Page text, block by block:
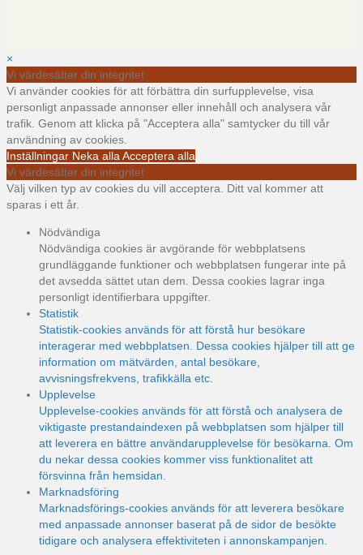
×
Vi värdesätter din integritet
Vi använder cookies för att förbättra din surfupplevelse, visa
personligt anpassade annonser eller innehåll och analysera vår
trafik. Genom att klicka på "Acceptera alla" samtycker du till vår
användning av cookies.
Inställningar Neka alla Acceptera alla
Vi värdesätter din integritet
Välj vilken typ av cookies du vill acceptera. Ditt val kommer att
sparas i ett år.
Nödvändiga
Nödvändiga cookies är avgörande för webbplatsens
grundläggande funktioner och webbplatsen fungerar inte på
det avsedda sättet utan dem. Dessa cookies lagrar inga
personligt identifierbara uppgifter.
Statistik
Statistik-cookies används för att förstå hur besökare
interagerar med webbplatsen. Dessa cookies hjälper till att ge
information om mätvärden, antal besökare,
avvisningsfrekvens, trafikkälla etc.
Upplevelse
Upplevelse-cookies används för att förstå och analysera de
viktigaste prestandaindexen på webbplatsen som hjälper till
att leverera en bättre användarupplevelse för besökarna. Om
du nekar dessa cookies kommer viss funktionalitet att
försvinna från hemsidan.
Marknadsföring
Marknadsförings-cookies används för att leverera besökare
med anpassade annonser baserat på de sidor de besökte
tidigare och analysera effektiviteten i annonskampanjen.